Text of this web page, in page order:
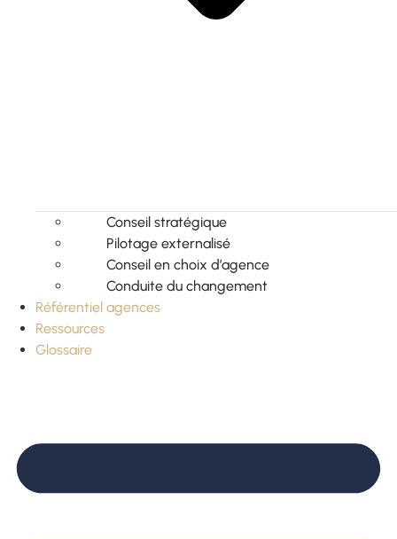
Conseil stratégique
Pilotage externalisé
Conseil en choix d’agence
Conduite du changement
Référentiel agences
Ressources
Glossaire